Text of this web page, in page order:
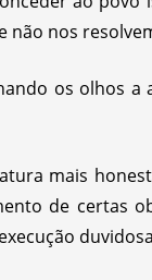
nos
os olhos
mais
de certas